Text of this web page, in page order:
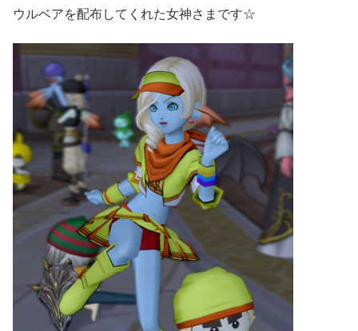
ウルベアを配布してくれた女神さまです☆